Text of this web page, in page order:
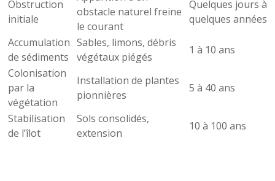
Obstruction
initiale
obstacle naturel freine
le courant
Quelques jours à
quelques années
Accumulation
de sédiments
Sables, limons, débris
végétaux piégés
1 à 10 ans
Colonisation
par la
végétation
Installation de plantes
pionnières
5 à 40 ans
Stabilisation
de l’îlot
Sols consolidés,
extension
10 à 100 ans